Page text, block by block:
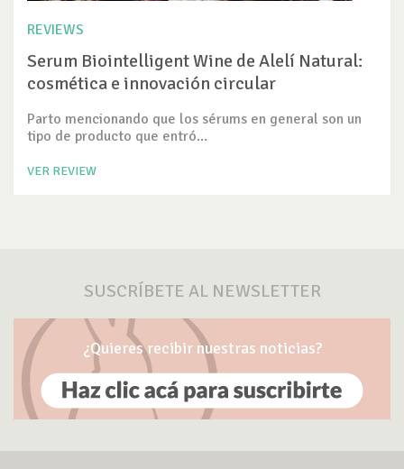
REVIEWS
Serum Biointelligent Wine de Alelí Natural:
cosmética e innovación circular
Parto mencionando que los sérums en general son un
tipo de producto que entró...
VER REVIEW
SUSCRÍBETE AL NEWSLETTER
¿Quieres recibir nuestras noticias?